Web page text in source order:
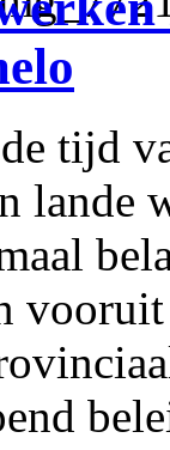
tijd
lande